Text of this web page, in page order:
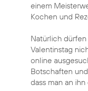
einem
Kochen und
Natürlich
Valentinstag
online
Botschaften
dass man an